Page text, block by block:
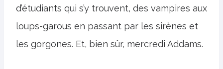
d’étudiants qui s’y trouvent, des vampires aux
loups-garous en passant par les sirènes et
les gorgones. Et, bien sûr, mercredi Addams.